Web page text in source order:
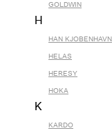
GOLDWIN
H
HAN KJOBENHAVN
HELAS
HERESY
HOKA
K
KARDO